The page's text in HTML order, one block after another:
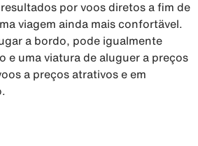
por voos diretos a fim de
viagem ainda mais confortävel.
a bordo, pode igualmente
e uma viatura de aluguer a preços
a preços atrativos e em